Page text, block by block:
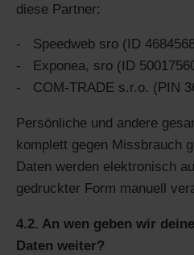
diese Partner:
Speedweb sro (ID
Exponea, sro (ID
COM-TRADE s.r.o. (PIN
Persönliche und andere
komplett gegen Missbrauch
Daten werden elektronisch
gedruckter Form manuell
4.2. An wen geben wir
Daten weiter?